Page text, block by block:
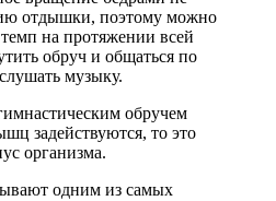
отдышки, поэтому можно
на протяжении всей
обруч и общаться по
музыку.
обручем
задействуются, то это
организма.
одним из самых